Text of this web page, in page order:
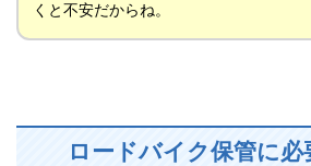
くと不安だからね。
ロードバイク保管に